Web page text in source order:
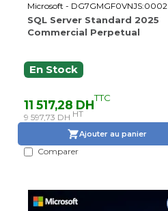
Microsoft - DG7GMGF0VNJS:0002
SQL Server Standard 2025
Commercial Perpetual
En Stock
11 517,28 DHTTC
9 597,73 DH HT
Ajouter au panier
Comparer